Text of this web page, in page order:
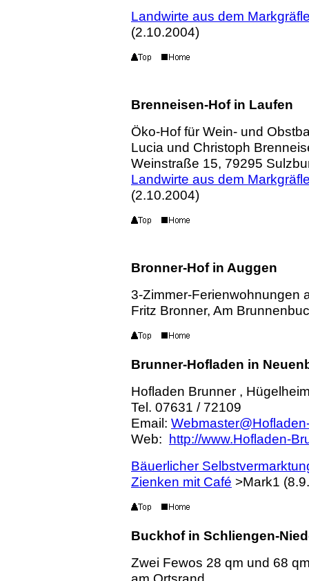
Landwirte aus dem
(2.10.2004)
Brenneisen-Hof in Laufen
Öko-Hof für Wein- und
Lucia und Christoph
Weinstraße 15, 79295
Landwirte aus dem
(2.10.2004)
Bronner-Hof in Auggen
3-Zimmer-Ferienwohnungen
Fritz Bronner, Am
Brunner-Hofladen in
Hofladen Brunner ,
Tel. 07631 / 72109
Email:
Web: http://www.Hofladen-
Bäuerlicher
Zienken mit Café >Mark1
Buckhof in Schliengen-
Zwei Fewos 28 qm und 68